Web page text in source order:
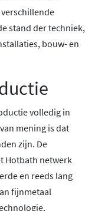
stand der techniek,
bouw- en
volledig in
mening is dat
zijn. De
Hotbath netwerk
en reeds lang
fijnmetaal